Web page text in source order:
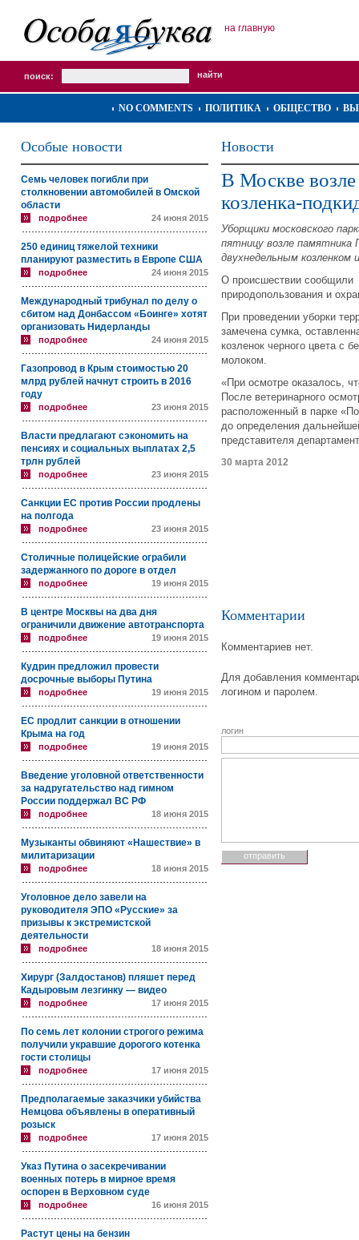
на главную
поиск:
NO COMMENTS ПОЛИТИКА ОБЩЕСТВО
Особые новости
Семь человек погибли при
столкновении автомобилей в Омской
области
подробнее 24 июня 2015
250 единиц тяжелой техники
планируют разместить в Европе США
подробнее 24 июня 2015
Международный трибунал по делу о
сбитом над Донбассом «Боинге» хотят
организовать Нидерланды
подробнее 24 июня 2015
Газопровод в Крым стоимостью 20
млрд рублей начнут строить в 2016
году
подробнее 23 июня 2015
Власти предлагают сэкономить на
пенсиях и социальных выплатах 2,5
трлн рублей
подробнее 23 июня 2015
Санкции ЕС против России продлены
на полгода
подробнее 23 июня 2015
Столичные полицейские ограбили
задержанного по дороге в отдел
подробнее 19 июня 2015
В центре Москвы на два дня
ограничили движение автотранспорта
подробнее 19 июня 2015
Кудрин предложил провести
досрочные выборы Путина
подробнее 19 июня 2015
ЕС продлит санкции в отношении
Крыма на год
подробнее 19 июня 2015
Введение уголовной ответственности
за надругательство над гимном
России поддержал ВС РФ
подробнее 18 июня 2015
Музыканты обвиняют «Нашествие» в
милитаризации
подробнее 18 июня 2015
Уголовное дело завели на
руководителя ЭПО «Русские» за
призывы к экстремистской
деятельности
подробнее 18 июня 2015
Хирург (Залдостанов) пляшет перед
Кадыровым лезгинку — видео
подробнее 17 июня 2015
По семь лет колонии строгого режима
получили укравшие дорогого котенка
гости столицы
подробнее 17 июня 2015
Предполагаемые заказчики убийства
Немцова объявлены в оперативный
розыск
подробнее 17 июня 2015
Указ Путина о засекречивании
военных потерь в мирное время
оспорен в Верховном суде
подробнее 16 июня 2015
Растут цены на бензин
Новости
В Москве
козленка-
Уборщики московского
пятницу возле памятника
двухнедельным козленком
О происшествии сообщили
природопользования и
При проведении уборки
замечена сумка,
козленок черного цвета с
молоком.
«При осмотре оказалось,
После ветеринарного
расположенный в парке
до определения
представителя
30 марта 2012
Комментарии
Комментариев нет.
Для добавления
логином и паролем.
логин